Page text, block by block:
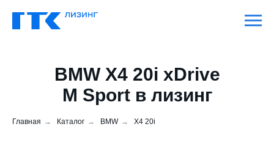
BMW X4 20i xDrive
M Sport в лизинг
Главная → Каталог → BMW → X4 20i